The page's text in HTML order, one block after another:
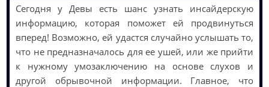
Сегодня у Девы есть шанс узнать инсайдерскую
информацию, которая поможет ей продвинуться
вперед! Возможно, ей удастся случайно услышать то,
что не предназначалось для ее ушей, или же прийти
к нужному умозаключению на основе слухов и
другой обрывочной информации. Главное, что